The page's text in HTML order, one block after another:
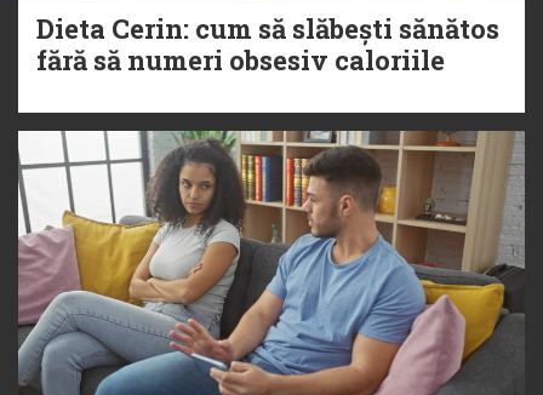
Dieta Cerin: cum să slăbești sănătos
fără să numeri obsesiv caloriile